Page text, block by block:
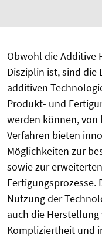
Obwohl die Additive
Disziplin ist, sind die
additiven
Produkt- und
werden können, von
Verfahren bieten
Möglichkeiten zur
sowie zur
Fertigungsprozesse.
Nutzung der
auch die
Kompliziertheit und